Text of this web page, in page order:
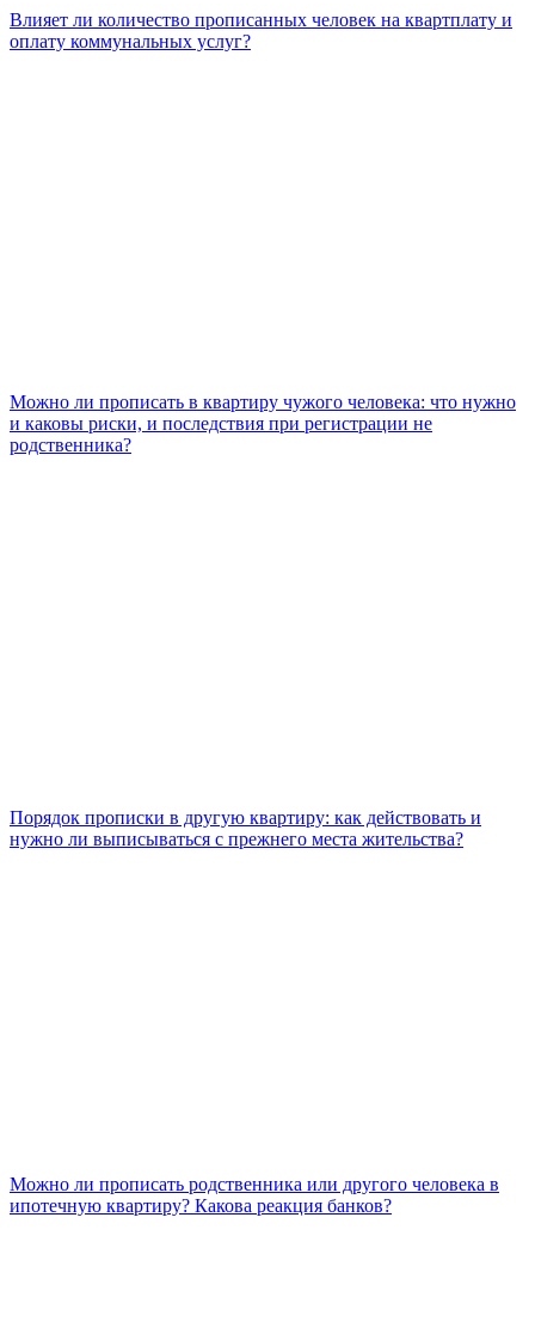
Влияет ли количество прописанных человек на квартплату и
оплату коммунальных услуг?
Можно ли прописать в квартиру чужого человека: что нужно
и каковы риски, и последствия при регистрации не
родственника?
Порядок прописки в другую квартиру: как действовать и
нужно ли выписываться с прежнего места жительства?
Можно ли прописать родственника или другого человека в
ипотечную квартиру? Какова реакция банков?